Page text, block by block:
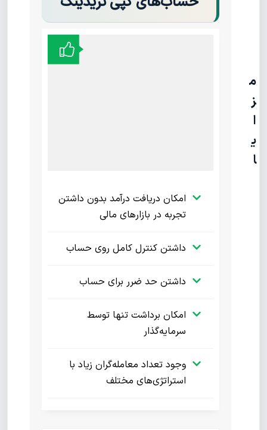
م
ز
ا
ی
ا
امکان دریافت درآمد بدون داشتن
تجربه در بازارهای مالی
داشتن کنترل کامل روی حساب
داشتن حد ضرر برای حساب
امکان برداشت تنها توسط
سرمایه‌گذار
وجود تعداد معامله‌گران زیاد با
استراتژی‌های مختلف